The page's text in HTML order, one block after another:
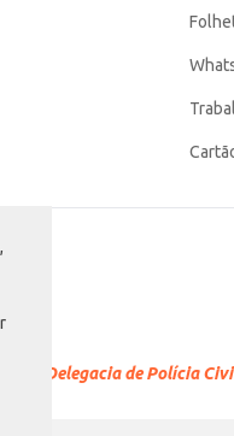
a Delegacia de Polícia